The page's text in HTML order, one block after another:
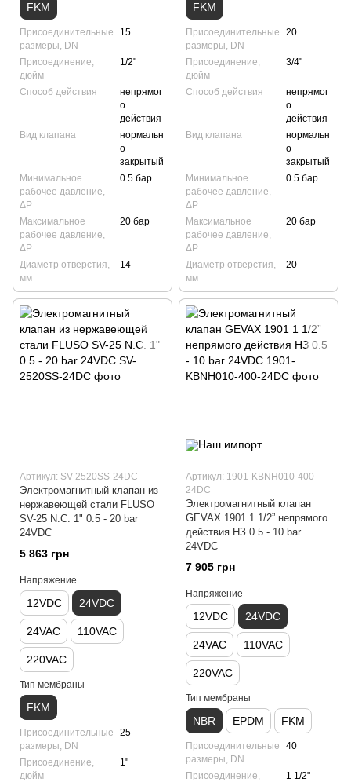
FKM
Присоединительные
размеры, DN
15
Присоединение,
дюйм
1/2"
Способ действия
непрямог
о
действия
Вид клапана
нормальн
о
закрытый
Минимальное
рабочее давление,
ΔP
0.5 бар
Максимальное
рабочее давление,
ΔP
20 бар
Диаметр отверстия,
мм
14
FKM
Присоединительные
размеры, DN
20
Присоединение,
дюйм
3/4"
Способ действия
непрямог
о
действия
Вид клапана
нормальн
о
закрытый
Минимальное
рабочее давление,
ΔP
0.5 бар
Максимальное
рабочее давление,
ΔP
20 бар
Диаметр отверстия,
мм
20
Артикул: SV-2520SS-24DC
Электромагнитный клапан из
нержавеющей стали FLUSO
SV-25 N.C. 1" 0.5 - 20 bar
24VDC
5 863 грн
Напряжение
12VDC 24VDC
24VAC 110VAC
220VAC
Тип мембраны
FKM
Присоединительные
размеры, DN
25
Присоединение,
дюйм
1"
Артикул: 1901-KBNH010-400-
24DC
Электромагнитный клапан
GEVAX 1901 1 1/2” непрямого
действия НЗ 0.5 - 10 bar
24VDC
7 905 грн
Напряжение
12VDC 24VDC
24VAC 110VAC
220VAC
Тип мембраны
NBR EPDM FKM
Присоединительные
размеры, DN
40
Присоединение,
1 1/2"